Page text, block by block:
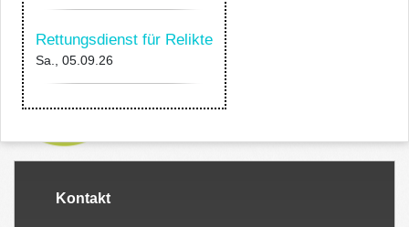
Rettungsdienst für Relikte
Sa., 05.09.26
Kontakt